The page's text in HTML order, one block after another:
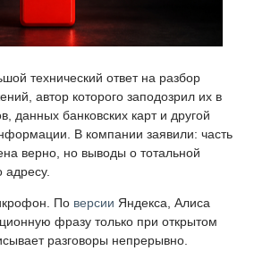
технический ответ на разбор
автор которого заподозрил их в
данных банковских карт и другой
В компании заявили: часть
верно, но выводы о тотальной
По версии Яндекса, Алиса
фразу только при открытом
разговоры непрерывно.